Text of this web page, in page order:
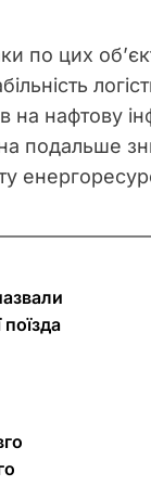
по цих
на нафтову
подальше
поїзда